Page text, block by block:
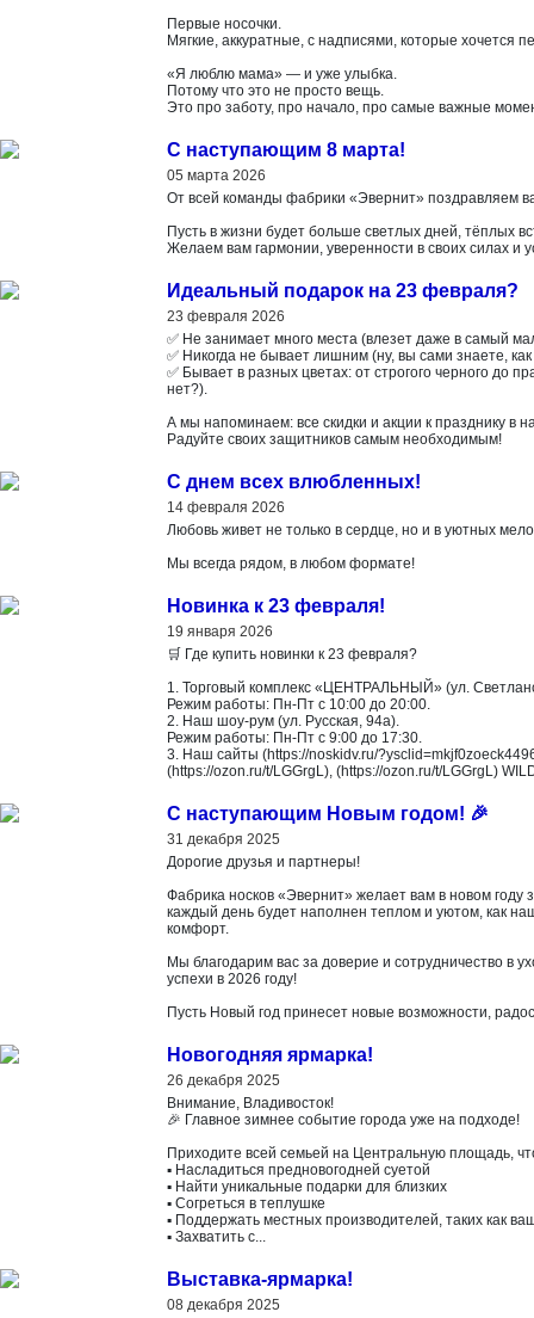
Первые носочки.
Мягкие, аккуратные, с надписями, которые хочется
«Я люблю мама» — и уже улыбка.
Потому что это не просто вещь.
Это про заботу, про начало, про самые важные
С наступающим 8 марта!
05 марта 2026
От всей команды фабрики «Эвернит» поздравляем
Пусть в жизни будет больше светлых дней, тёплых
Желаем вам гармонии, уверенности в своих силах и
Идеальный подарок на 23 февраля?
23 февраля 2026
✅ Не занимает много места (влезет даже в самый
✅ Никогда не бывает лишним (ну, вы сами знаете,
✅ Бывает в разных цветах: от строгого черного до
нет?).
А мы напоминаем: все скидки и акции к празднику в
Радуйте своих защитников самым необходимым!
С днем всех влюбленных!
14 февраля 2026
Любовь живет не только в сердце, но и в уютных
Мы всегда рядом, в любом формате!
Новинка к 23 февраля!
19 января 2026
🛒 Где купить новинки к 23 февраля?
1. Торговый комплекс «ЦЕНТРАЛЬНЫЙ» (ул.
Режим работы: Пн-Пт с 10:00 до 20:00.
2. Наш шоу-рум (ул. Русская, 94а).
Режим работы: Пн-Пт с 9:00 до 17:30.
3. Наш сайты (https://noskidv.ru/
(https://ozon.ru/t/LGGrgL), (https://ozon.ru/t/LGGrgL)
С наступающим Новым годом! 🎉
31 декабря 2025
Дорогие друзья и партнеры!
Фабрика носков «Эвернит» желает вам в новом году
каждый день будет наполнен теплом и уютом, как
комфорт.
Мы благодарим вас за доверие и сотрудничество в
успехи в 2026 году!
Пусть Новый год принесет новые возможности,
Новогодняя ярмарка!
26 декабря 2025
Внимание, Владивосток!
🎉 Главное зимнее событие города уже на подходе!
Приходите всей семьей на Центральную площадь,
▪️ Насладиться предновогодней суетой
▪️ Найти уникальные подарки для близких
▪️ Согреться в теплушке
▪️ Поддержать местных производителей, таких как
▪️ Захватить с...
Выставка-ярмарка!
08 декабря 2025